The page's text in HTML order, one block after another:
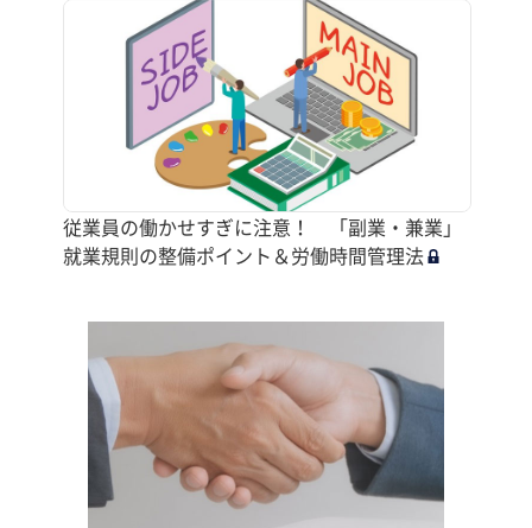
従業員の働かせすぎに注意！ 「副業・兼業」
就業規則の整備ポイント＆労働時間管理法